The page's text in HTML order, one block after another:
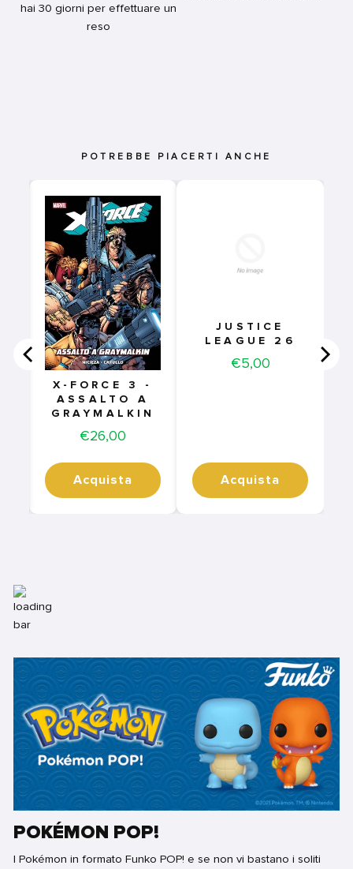
hai 30 giorni per effettuare un
reso
POTREBBE PIACERTI ANCHE
X-FORCE 3 -
ASSALTO A
GRAYMALKIN
Price
€26,00
Acquista
JUSTICE
LEAGUE 26
Price
€5,00
Acquista
POKÉMON POP!
I Pokémon in formato Funko POP! e se non vi bastano i soliti